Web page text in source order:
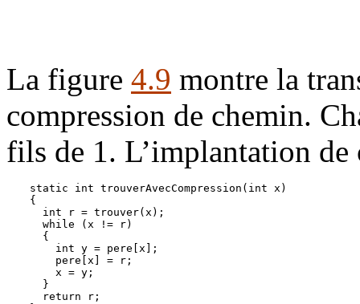
La figure 4.9 montre la
compression de chemin.
fils de 1. L’implantation
static int trouverAvecCompression(int x)
{
  int r = trouver(x);
  while (x != r)
  {
    int y = pere[x];
    pere[x] = r;
    x = y;
  }
  return r;